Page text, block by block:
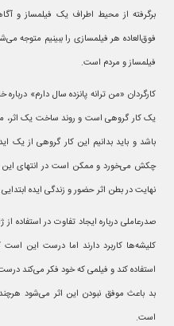
برگرفته از محیط اطراف یک فیلمساز و
فوق‌العاده هر فیلمسازی را ببینیم متوجه
فیلمساز و مردم است.
کارگردان «من ترانه پانزده سال دارم»
یک کار گروهی است و روند ساخت یک اثر،
باشد و باید بدانیم این کار گروهی از یک
چکش می‌خورد و ممکن است در انتهای این
نهایت در بطن اثر حضور و زندگی ایده
صدرعاملی درباره ایجاد تفاوت در استفاده
کلیشه‌ها کاربرد دارند اما درست این
استفاده کند و فیلمی که خود فکر می‌کند
بد باعث موفق نبودن این اثر می‌شود
است.